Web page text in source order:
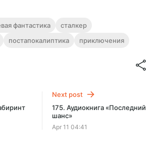
«Запретная правда»
лучшие аудиокниги жанра
без рекламы и ограничений!
Level required:
фантастика
сталкер
постапокалиптика приключения
Next post
175. Аудиокнига «Последний
шанс»
Apr 11 04:41